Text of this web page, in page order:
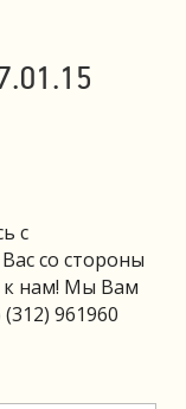
с
со стороны
к нам! Мы Вам
961960